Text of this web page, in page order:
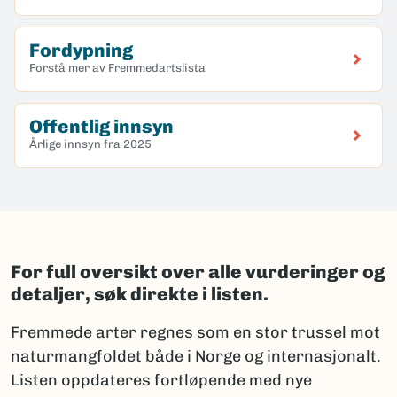
Fordypning
Forstå mer av Fremmedartslista
Offentlig innsyn
Årlige innsyn fra 2025
For full oversikt over alle vurderinger og
detaljer, søk direkte i listen.
Fremmede arter regnes som en stor trussel mot
naturmangfoldet både i Norge og internasjonalt.
Listen oppdateres fortløpende med nye